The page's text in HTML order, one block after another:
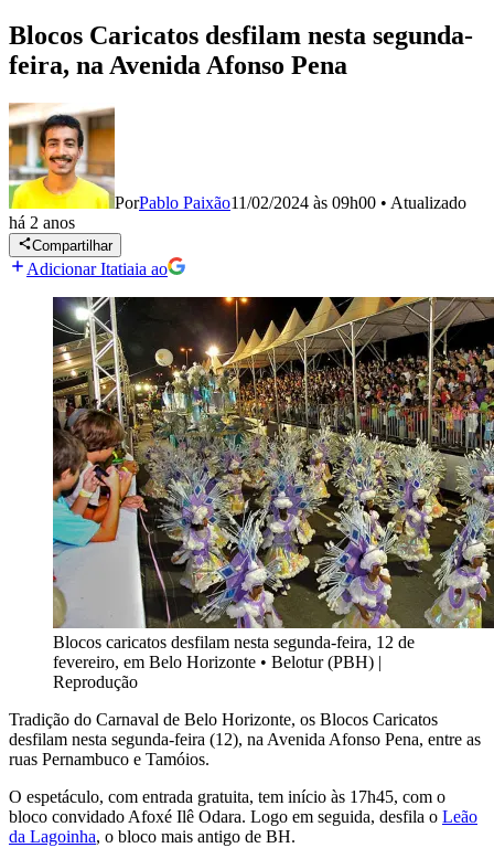
Blocos Caricatos desfilam nesta segunda-
feira, na Avenida Afonso Pena
PorPablo Paixão11/02/2024 às 09h00 • Atualizado
há 2 anos
Compartilhar
Adicionar Itatiaia ao
Blocos caricatos desfilam nesta segunda-feira, 12 de
fevereiro, em Belo Horizonte • Belotur (PBH) |
Reprodução
Tradição do Carnaval de Belo Horizonte, os Blocos Caricatos
desfilam nesta segunda-feira (12), na Avenida Afonso Pena, entre as
ruas Pernambuco e Tamóios.
O espetáculo, com entrada gratuita, tem início às 17h45, com o
bloco convidado Afoxé Ilê Odara. Logo em seguida, desfila o Leão
da Lagoinha, o bloco mais antigo de BH.